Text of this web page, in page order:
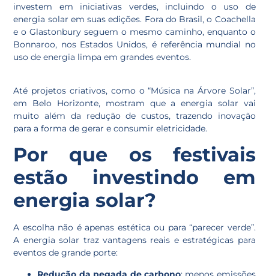
investem em iniciativas verdes, incluindo o uso de
energia solar em suas edições. Fora do Brasil, o Coachella
e o Glastonbury seguem o mesmo caminho, enquanto o
Bonnaroo, nos Estados Unidos, é referência mundial no
uso de energia limpa em grandes eventos.
Até projetos criativos, como o “Música na Árvore Solar”,
em Belo Horizonte, mostram que a energia solar vai
muito além da redução de custos, trazendo inovação
para a forma de gerar e consumir eletricidade.
Por que os festivais
estão investindo em
energia solar?
A escolha não é apenas estética ou para “parecer verde”.
A energia solar traz vantagens reais e estratégicas para
eventos de grande porte: